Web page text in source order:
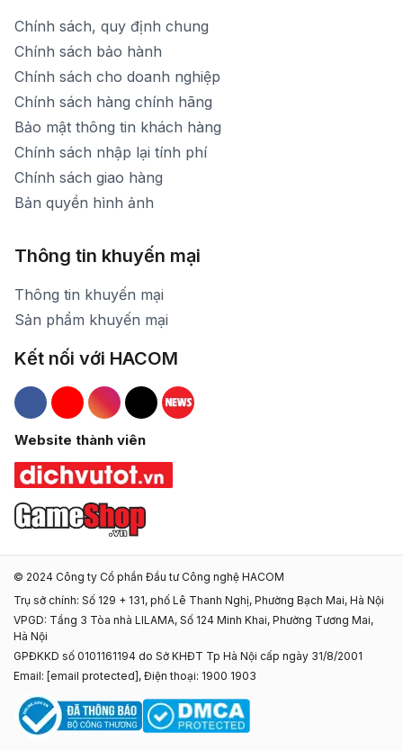
Chính sách, quy định chung
Chính sách bảo hành
Chính sách cho doanh nghiệp
Chính sách hàng chính hãng
Bảo mật thông tin khách hàng
Chính sách nhập lại tính phí
Chính sách giao hàng
Bản quyền hình ảnh
Thông tin khuyến mại
Thông tin khuyến mại
Sản phẩm khuyến mại
Kết nối với HACOM
Hacom Facebook
Hacom YouTube
Hacom Instagram
Hacom TikTok
Website thành viên
© 2024 Công ty Cổ phần Đầu tư Công nghệ HACOM
Trụ sở chính: Số 129 + 131, phố Lê Thanh Nghị, Phường Bạch Mai, Hà Nội
VPGD: Tầng 3 Tòa nhà LILAMA, Số 124 Minh Khai, Phường Tương Mai,
Hà Nội
GPĐKKD số 0101161194 do Sở KHĐT Tp Hà Nội cấp ngày 31/8/2001
Email: [email protected] , Điện thoại: 1900 1903